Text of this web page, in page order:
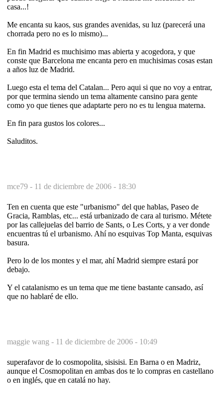
casa...!
Me encanta su kaos, sus grandes avenidas, su luz (parecerá una
chorrada pero no es lo mismo)...
En fin Madrid es muchisimo mas abierta y acogedora, y que
conste que Barcelona me encanta pero en muchisimas cosas estan
a años luz de Madrid.
Luego esta el tema del Catalan... Pero aqui si que no voy a entrar,
por que termina siendo un tema altamente cansino para gente
como yo que tienes que adaptarte pero no es tu lengua materna.
En fin para gustos los colores...
Saluditos.
mce79 - 11 de diciembre de 2006 - 18:30
Ten en cuenta que este "urbanismo" del que hablas, Paseo de
Gracia, Ramblas, etc... está urbanizado de cara al turismo. Métete
por las callejuelas del barrio de Sants, o Les Corts, y a ver donde
encuentras tú el urbanismo. Ahí no esquivas Top Manta, esquivas
basura.
Pero lo de los montes y el mar, ahí Madrid siempre estará por
debajo.
Y el catalanismo es un tema que me tiene bastante cansado, así
que no hablaré de ello.
maggie wang - 11 de diciembre de 2006 - 10:49
superafavor de lo cosmopolita, sisisisi. En Barna o en Madriz,
aunque el Cosmopolitan en ambas dos te lo compras en castellano
o en inglés, que en catalá no hay.